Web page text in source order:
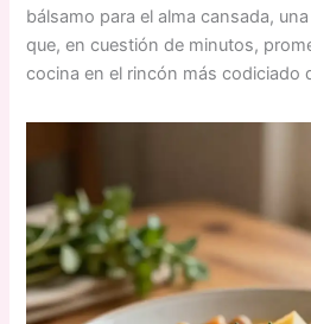
bálsamo para el alma cansada,
que, en cuestión de minutos,
cocina en el rincón más codiciado